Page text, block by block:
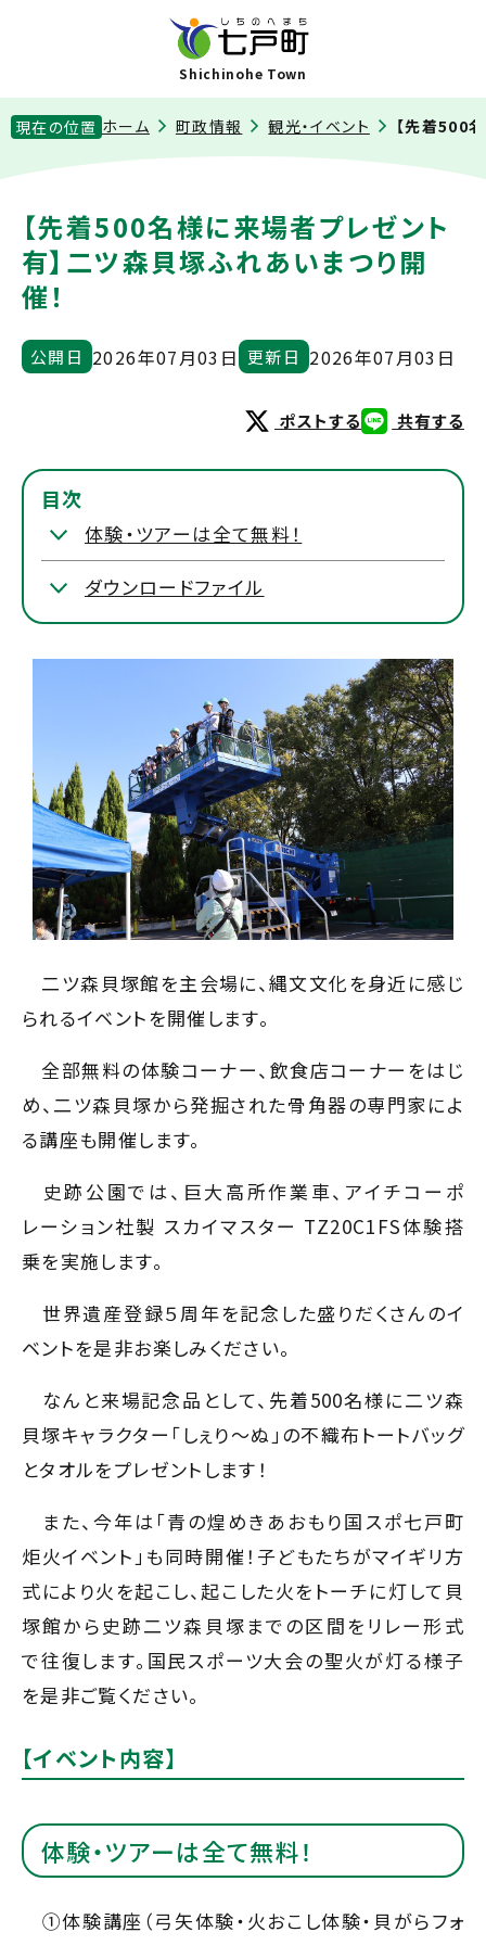
Shichinohe Town
現在の位置 ホーム 町政情報 観光・イベント 【先着500
【先着500名様に来場者プレゼント
有】二ツ森貝塚ふれあいまつり開
催！
公開日 2026年07月03日 更新日 2026年07月03日
ポストする 共有する
目次
体験・ツアーは全て無料！
ダウンロードファイル
二ツ森貝塚館を主会場に、縄文文化を身近に感じ
られるイベントを開催します。
全部無料の体験コーナー、飲食店コーナーをはじ
め、二ツ森貝塚から発掘された骨角器の専門家によ
る講座も開催します。
史跡公園では、巨大高所作業車、アイチコーポ
レーション社製 スカイマスター TZ20C1FS体験搭
乗を実施します。
世界遺産登録５周年を記念した盛りだくさんのイ
ベントを是非お楽しみください。
なんと来場記念品として、先着500名様に二ツ森
貝塚キャラクター「しぇり～ぬ」の不織布トートバッグ
とタオルをプレゼントします！
また、今年は「青の煌めきあおもり国スポ七戸町
炬火イベント」も同時開催！子どもたちがマイギリ方
式により火を起こし、起こした火をトーチに灯して貝
塚館から史跡二ツ森貝塚までの区間をリレー形式
で往復します。国民スポーツ大会の聖火が灯る様子
を是非ご覧ください。
【イベント内容】
体験・ツアーは全て無料！
①体験講座（弓矢体験・火おこし体験・貝がらフォ